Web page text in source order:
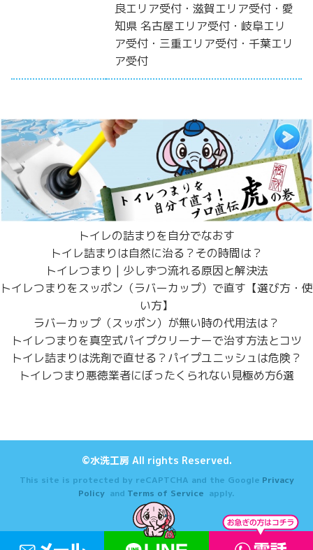
良エリア受付・滋賀エリア受付・愛
知県 名古屋エリア受付・岐阜エリ
ア受付・三重エリア受付・千葉エリ
ア受付
トイレの詰まりを自分でなおす
トイレ詰まりは自然に治る？その時間は？
トイレつまり | 少しずつ流れる原因と解決法
トイレつまりをスッポン（ラバーカップ）で直す【選び方・使
い方】
ラバーカップ（スッポン）が無い時の代用法は？
トイレつまりを真空式パイプクリーナーで治す方法とコツ
トイレ詰まりは洗剤で直せる？パイプユニッシュは危険？
トイレつまり悪徳業者にぼったくられない見極め方6選
©水洗工房 All rights Reserved.
This site is protected by reCAPTCHA and the Google Privacy
Policy and Terms of Service apply.